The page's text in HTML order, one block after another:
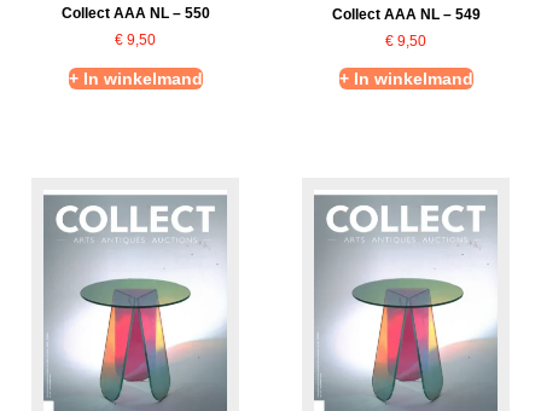
Collect AAA NL – 550
€ 9,50
+ In winkelmand
Collect AAA NL – 549
€ 9,50
+ In winkelmand